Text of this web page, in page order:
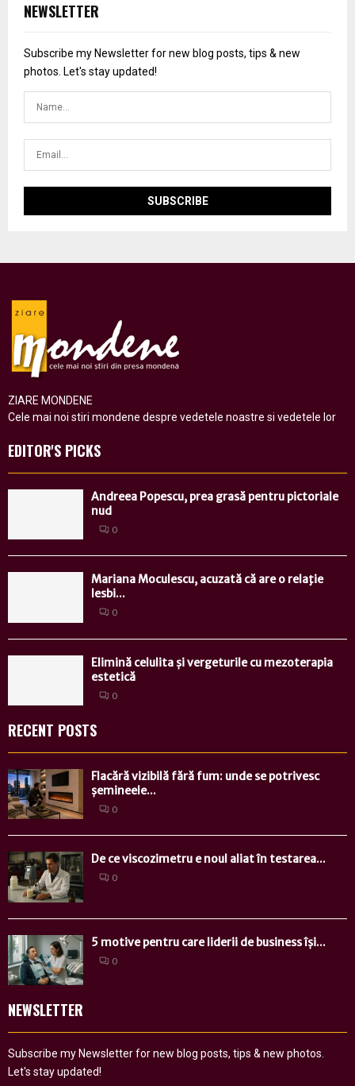
NEWSLETTER
Subscribe my Newsletter for new blog posts, tips & new
photos. Let's stay updated!
ZIARE MONDENE
Cele mai noi stiri mondene despre vedetele noastre si vedetele lor
EDITOR'S PICKS
Andreea Popescu, prea grasă pentru pictoriale
nud
0
Mariana Moculescu, acuzată că are o relaţie
lesbi...
0
Elimină celulita și vergeturile cu mezoterapia
estetică
0
RECENT POSTS
Flacără vizibilă fără fum: unde se potrivesc
șemineele...
0
De ce viscozimetru e noul aliat în testarea...
0
5 motive pentru care liderii de business își...
0
NEWSLETTER
Subscribe my Newsletter for new blog posts, tips & new photos.
Let's stay updated!